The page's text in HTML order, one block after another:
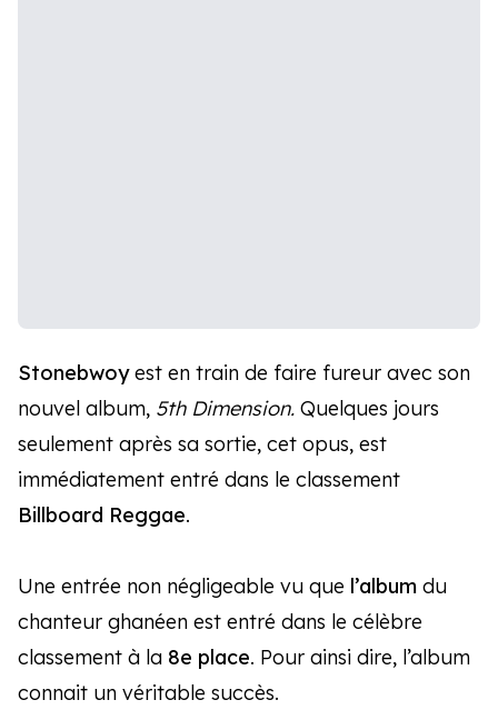
Stonebwoyest en train de faire fureur avec son
nouvel album, 5th Dimension. Quelques jours
seulement après sa sortie, cet opus, est
immédiatement entré dans le classement
Billboard Reggae.
Une entrée non négligeable vu que l’album du
chanteur ghanéen est entré dans le célèbre
classement à la 8e place. Pour ainsi dire, l’album
connait un véritable succès.